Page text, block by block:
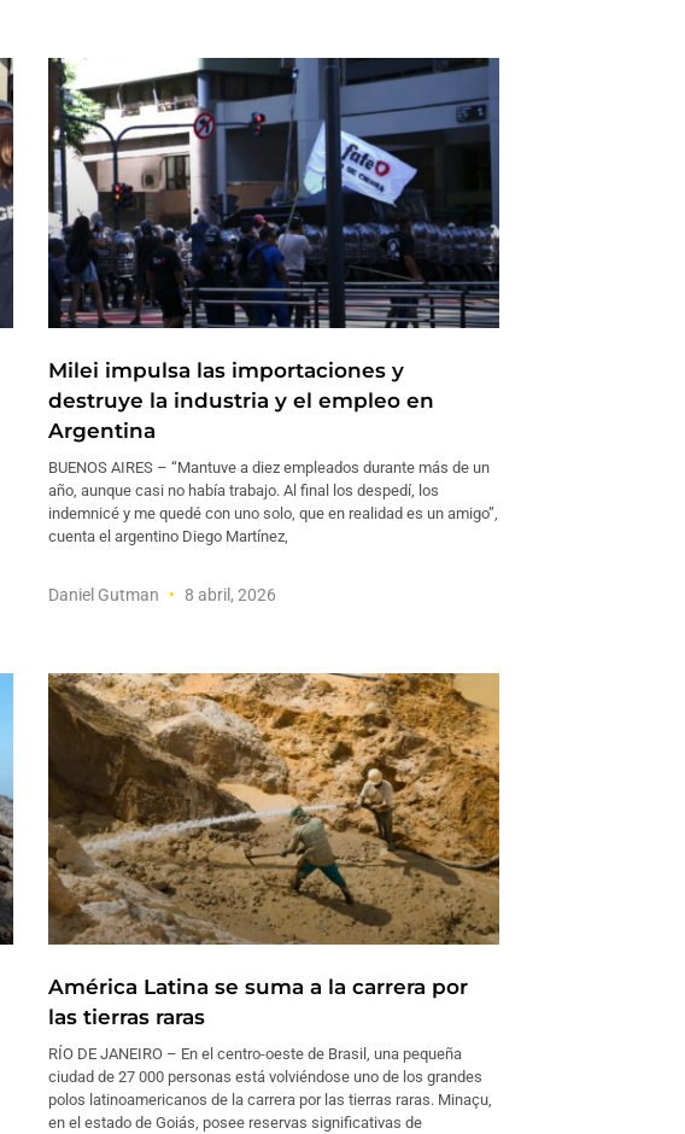
Milei impulsa las importaciones y
destruye la industria y el empleo en
Argentina
BUENOS AIRES – “Mantuve a diez empleados durante más de un
año, aunque casi no había trabajo. Al final los despedí, los
indemnicé y me quedé con uno solo, que en realidad es un amigo”,
cuenta el argentino Diego Martínez,
Daniel Gutman 8 abril, 2026
América Latina se suma a la carrera por
las tierras raras
RÍO DE JANEIRO – En el centro-oeste de Brasil, una pequeña
ciudad de 27 000 personas está volviéndose uno de los grandes
polos latinoamericanos de la carrera por las tierras raras. Minaçu,
en el estado de Goiás, posee reservas significativas de